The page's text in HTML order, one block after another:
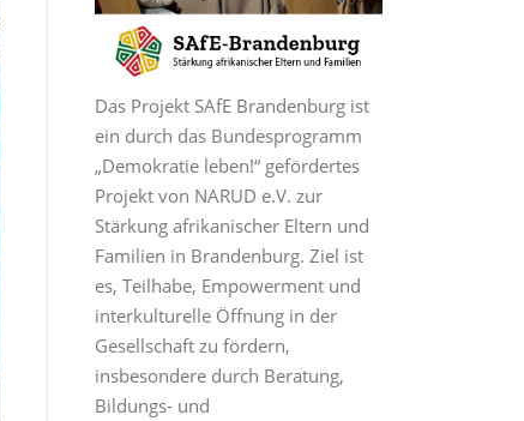
Das Projekt SAfE Brandenburg ist
ein durch das Bundesprogramm
„Demokratie leben!“ gefördertes
Projekt von NARUD e.V. zur
Stärkung afrikanischer Eltern und
Familien in Brandenburg. Ziel ist
es, Teilhabe, Empowerment und
interkulturelle Öffnung in der
Gesellschaft zu fördern,
insbesondere durch Beratung,
Bildungs- und